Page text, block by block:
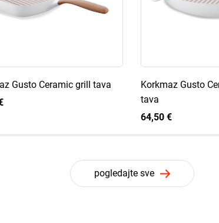
Gusto Ceramic grill tava
Korkmaz Gusto
tava
64,50 €
pogledajte sve